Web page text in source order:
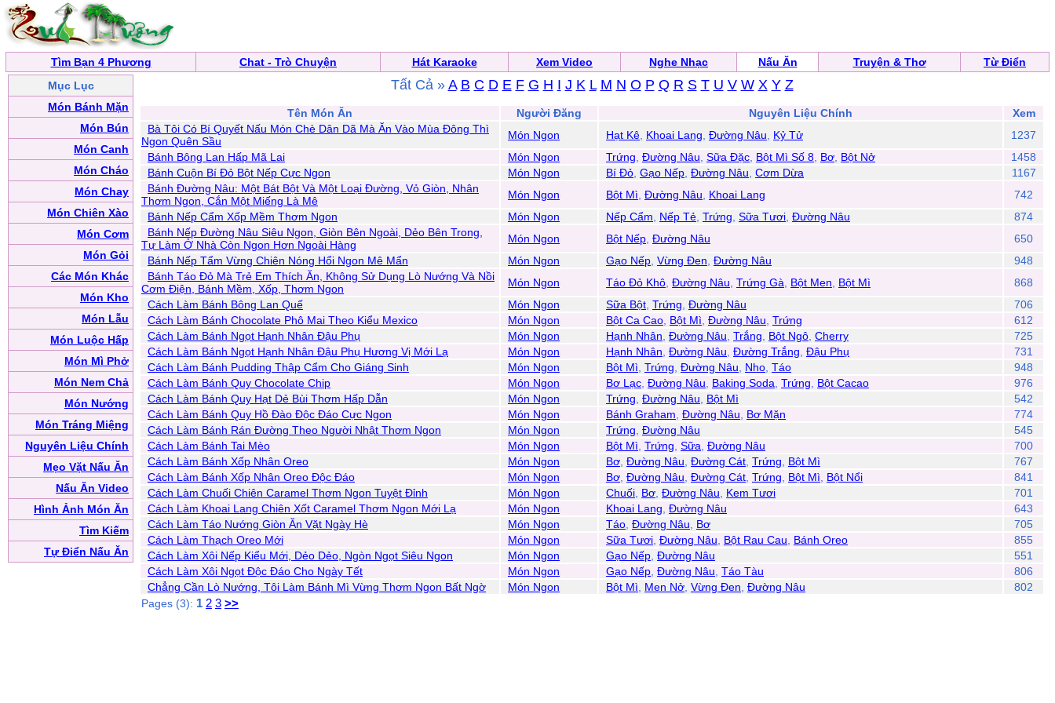
Tìm Bạn 4 Phương Chat - Trò Chuyện Hát Karaoke Xem Video Nghe Nhạc Nấu Ăn Truyện & Thơ
Từ Điển
Mục Lục
Món Bánh Mặn
Món Bún
Món Canh
Món Cháo
Món Chay
Món Chiên Xào
Món Cơm
Món Gỏi
Các Món Khác
Món Kho
Món Lẫu
Món Luộc Hấp
Món Mì Phở
Món Nem Chả
Món Nướng
Món Tráng Miệng
Nguyên Liệu Chính
Mẹo Vặt Nấu Ăn
Nấu Ăn Video
Hình Ảnh Món Ăn
Tìm Kiếm
Tự Điển Nấu Ăn
Tất Cả » A B C D E F G H I J K L M N O P Q R S T U V W X Y Z
Tên Món Ăn Người Đăng Nguyên Liệu Chính
Xem
Bà Tôi Có Bí Quyết Nấu Món Chè Dân Dã Mà Ăn Vào Mùa Đông Thì
Ngon Quên Sầu
Món Ngon Hạt Kê Khoai Lang Đường Nâu Kỷ Tử
1237
Bánh Bông Lan Hấp Mã Lai
Món Ngon Trứng Đường Nâu Sữa Đặc Bột Mì Số 8 Bơ Bột Nở
1458
Bánh Cuộn Bí Đỏ Bột Nếp Cực Ngon
Món Ngon Bí Đỏ Gạo Nếp Đường Nâu Cơm Dừa
1167
Bánh Đường Nâu: Một Bát Bột Và Một Loại Đường, Vỏ Giòn, Nhân
Thơm Ngon, Cắn Một Miếng Là Mê
Món Ngon Bột Mì Đường Nâu Khoai Lang
742
Bánh Nếp Cẩm Xốp Mềm Thơm Ngon
Món Ngon Nếp Cẩm Nếp Tẻ Trứng Sữa Tươi Đường Nâu
874
Bánh Nếp Đường Nâu Siêu Ngon, Giòn Bên Ngoài, Dẻo Bên Trong,
Tự Làm Ở Nhà Còn Ngon Hơn Ngoài Hàng
Món Ngon Bột Nếp Đường Nâu
650
Bánh Nếp Tẩm Vừng Chiên Nóng Hổi Ngon Mê Mẩn
Món Ngon Gạo Nếp Vừng Đen Đường Nâu
948
Bánh Táo Đỏ Mà Trẻ Em Thích Ăn, Không Sử Dụng Lò Nướng Và Nồi
Cơm Điện, Bánh Mềm, Xốp, Thơm Ngon
Món Ngon Táo Đỏ Khô Đường Nâu Trứng Gà Bột Men Bột Mì
868
Cách Làm Bánh Bông Lan Quế
Món Ngon Sữa Bột Trứng Đường Nâu
706
Cách Làm Bánh Chocolate Phô Mai Theo Kiểu Mexico
Món Ngon Bột Ca Cao Bột Mì Đường Nâu Trứng
612
Cách Làm Bánh Ngọt Hạnh Nhân Đậu Phụ
Món Ngon Hạnh Nhân Đường Nâu Trắng Bột Ngô Cherry
725
Cách Làm Bánh Ngọt Hạnh Nhân Đậu Phụ Hương Vị Mới Lạ
Món Ngon Hạnh Nhân Đường Nâu Đường Trắng Đậu Phụ
731
Cách Làm Bánh Pudding Thập Cẩm Cho Giáng Sinh
Món Ngon Bột Mì Trứng Đường Nâu Nho Táo
948
Cách Làm Bánh Quy Chocolate Chip
Món Ngon Bơ Lạc Đường Nâu Baking Soda Trứng Bột Cacao
976
Cách Làm Bánh Quy Hạt Dẻ Bùi Thơm Hấp Dẫn
Món Ngon Trứng Đường Nâu Bột Mì
542
Cách Làm Bánh Quy Hồ Đào Độc Đáo Cực Ngon
Món Ngon Bánh Graham Đường Nâu Bơ Mặn
774
Cách Làm Bánh Rán Đường Theo Người Nhật Thơm Ngon
Món Ngon Trứng Đường Nâu
545
Cách Làm Bánh Tai Mèo
Món Ngon Bột Mì Trứng Sữa Đường Nâu
700
Cách Làm Bánh Xốp Nhân Oreo
Món Ngon Bơ Đường Nâu Đường Cát Trứng Bột Mì
767
Cách Làm Bánh Xốp Nhân Oreo Độc Đáo
Món Ngon Bơ Đường Nâu Đường Cát Trứng Bột Mì Bột Nổi
841
Cách Làm Chuối Chiên Caramel Thơm Ngon Tuyệt Đỉnh
Món Ngon Chuối Bơ Đường Nâu Kem Tươi
701
Cách Làm Khoai Lang Chiên Xốt Caramel Thơm Ngon Mới Lạ
Món Ngon Khoai Lang Đường Nâu
643
Cách Làm Táo Nướng Giòn Ăn Vặt Ngày Hè
Món Ngon Táo Đường Nâu Bơ
705
Cách Làm Thạch Oreo Mới
Món Ngon Sữa Tươi Đường Nâu Bột Rau Cau Bánh Oreo
855
Cách Làm Xôi Nếp Kiểu Mới, Dẻo Dẻo, Ngòn Ngọt Siêu Ngon
Món Ngon Gạo Nếp Đường Nâu
551
Cách Làm Xôi Ngọt Độc Đáo Cho Ngày Tết
Món Ngon Gạo Nếp Đường Nâu Táo Tàu
806
Chẳng Cần Lò Nướng, Tôi Làm Bánh Mì Vừng Thơm Ngon Bất Ngờ
Món Ngon Bột Mì Men Nở Vừng Đen Đường Nâu
802
Pages (3): 1 2 3 >>